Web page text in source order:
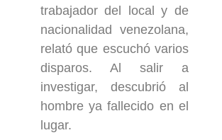
trabajador del local y de
nacionalidad venezolana,
relató que escuchó varios
disparos. Al salir a
investigar, descubrió al
hombre ya fallecido en el
lugar.